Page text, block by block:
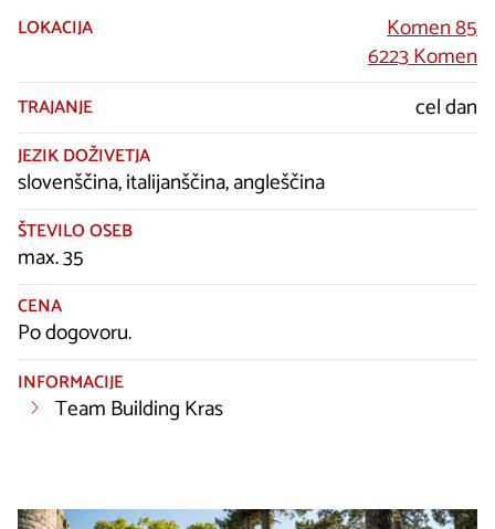
LOKACIJA
Komen 85
6223 Komen
TRAJANJE cel dan
JEZIK DOŽIVETJA
slovenščina, italijanščina, angleščina
ŠTEVILO OSEB
max. 35
CENA
Po dogovoru.
INFORMACIJE
Team Building Kras